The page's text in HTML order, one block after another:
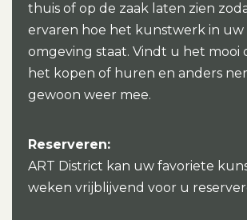
thuis of op de zaak laten zien
ervaren hoe het kunstwerk in uw
omgeving staat. Vindt u het mooi
het kopen of huren en anders
gewoon weer mee.
Reserveren:
ART District kan uw favoriete
weken vrijblijvend voor u